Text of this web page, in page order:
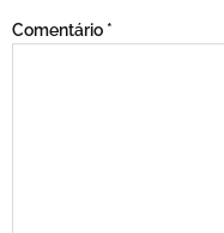
Comentário *